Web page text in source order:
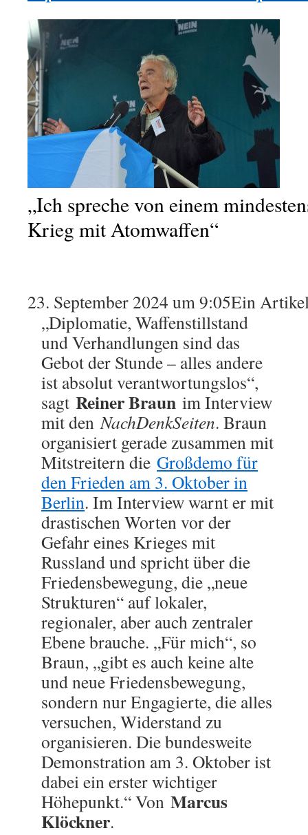
„Ich spreche von einem
Krieg mit Atomwaffen“
23. September 2024 um 9:05Ein
„Diplomatie, Waffenstillstand
und Verhandlungen sind das
Gebot der Stunde – alles andere
ist absolut verantwortungslos“,
sagt Reiner Braun im Interview
mit denNachDenkSeiten. Braun
organisiert gerade zusammen mit
Mitstreitern die Großdemo für
den Frieden am 3. Oktober in
Berlin. Im Interview warnt er mit
drastischen Worten vor der
Gefahr eines Krieges mit
Russland und spricht über die
Friedensbewegung, die „neue
Strukturen“ auf lokaler,
regionaler, aber auch zentraler
Ebene brauche. „Für mich“, so
Braun, „gibt es auch keine alte
und neue Friedensbewegung,
sondern nur Engagierte, die alles
versuchen, Widerstand zu
organisieren. Die bundesweite
Demonstration am 3. Oktober ist
dabei ein erster wichtiger
Höhepunkt.“ Von Marcus
Klöckner.